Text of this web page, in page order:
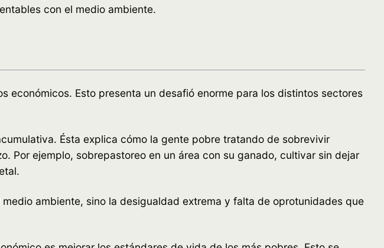
con el medio ambiente.
económicos. Esto presenta un desafió enorme para los distintos sectores
Ésta explica cómo la gente pobre tratando de sobrevivir
Por ejemplo, sobrepastoreo en un área con su ganado, cultivar sin dejar
ambiente, sino la desigualdad extrema y falta de oprotunidades que